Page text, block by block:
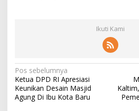
Ikuti Kami
N
a
v
Pos sebelumnya
Ketua DPD RI Apresiasi
Keunikan Desain Masjid
Agung Di Ibu Kota Baru